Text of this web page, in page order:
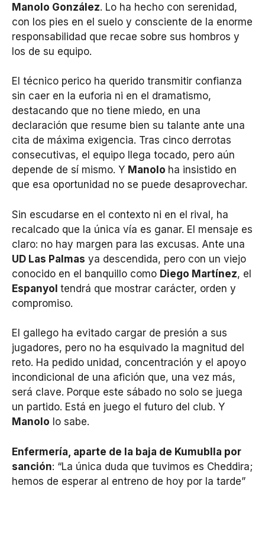
Manolo González. Lo ha hecho con serenidad,
con los pies en el suelo y consciente de la enorme
responsabilidad que recae sobre sus hombros y
los de su equipo.
El técnico perico ha querido transmitir confianza
sin caer en la euforia ni en el dramatismo,
destacando que no tiene miedo, en una
declaración que resume bien su talante ante una
cita de máxima exigencia. Tras cinco derrotas
consecutivas, el equipo llega tocado, pero aún
depende de sí mismo. Y Manolo ha insistido en
que esa oportunidad no se puede desaprovechar.
Sin escudarse en el contexto ni en el rival, ha
recalcado que la única vía es ganar. El mensaje es
claro: no hay margen para las excusas. Ante una
UD Las Palmas ya descendida, pero con un viejo
conocido en el banquillo como Diego Martínez, el
Espanyol tendrá que mostrar carácter, orden y
compromiso.
El gallego ha evitado cargar de presión a sus
jugadores, pero no ha esquivado la magnitud del
reto. Ha pedido unidad, concentración y el apoyo
incondicional de una afición que, una vez más,
será clave. Porque este sábado no solo se juega
un partido. Está en juego el futuro del club. Y
Manolo lo sabe.
Enfermería, aparte de la baja de Kumublla por
sanción: “La única duda que tuvimos es Cheddira;
hemos de esperar al entreno de hoy por la tarde”